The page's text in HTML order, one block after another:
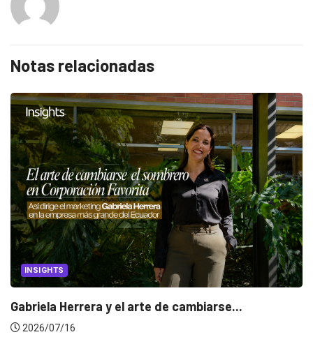
Notas relacionadas
INSIGHTS
Gabriela Herrera y el arte de cambiarse...
2026/07/16